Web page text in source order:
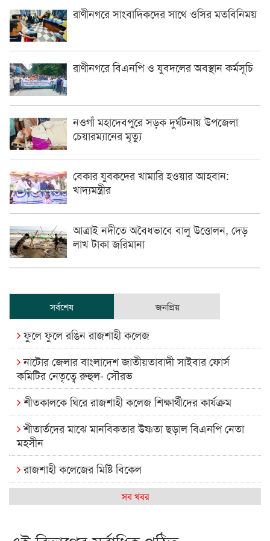
রাণীনগরে সাংবাদিকদের সাথে ওসির মতবিনিময়
রাণীনগরে বিএনপি ও যুবদলের অবস্থান কর্মসূচি
নওগাঁ মহাদেবপুরে সড়ক দুর্ঘটনায় উপজেলা
চেয়ারম্যানের মৃত্যু
বেকার যুবকদের খামারি হওয়ার আহবান:
খাদ্যমন্ত্রীর
আত্রাই নদীতে অবৈধভাবে বালু উত্তোলন, দেড়
লাখ টাকা জরিমানা
সর্বশেষ জনপ্রিয়
ফুলে ফুলে রঙিন রাজশাহী কলেজ
নাটোর জেলার বাংলাদেশ জাতীয়তাবাদী সাইবার ফোর্স
কমিটির নেতৃত্বে রুহুল- সৌরভ
শীতকালকে ঘিরে রাজশাহী কলেজ শিক্ষার্থীদের কার্যক্রম
শীতার্তদের মাঝে মানবিকতার উষ্ণতা ছড়াল বিএনপি নেতা
মহসীন
রাজশাহী কলেজের মিষ্টি বিকেল
কেমন আছে আমাদের দেশের মধ্যবিত্তরা
সব খবর